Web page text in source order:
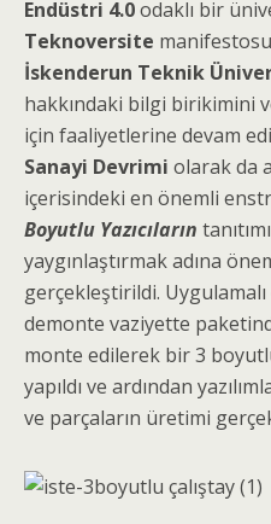
Endüstri 4.0odaklı bir
Teknoversite
İskenderun Teknik
hakkındaki bilgi birikimini
için faaliyetlerine devam
Sanayi Devrimi olarak da
içerisindeki en önemli
Boyutlu Yazıcıların
yaygınlaştırmak adına
gerçekleştirildi.
demonte vaziyette
monte edilerek bir 3
yapıldı ve ardından
ve parçaların üretimi